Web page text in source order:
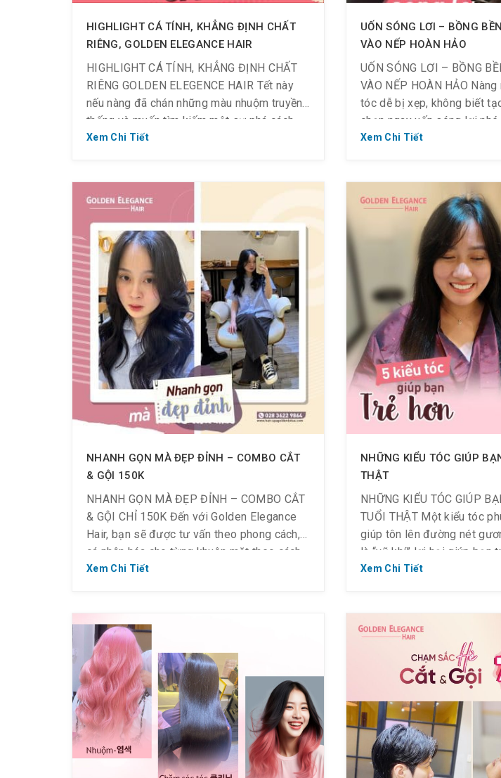
HIGHLIGHT CÁ TÍNH, KHẲNG ĐỊNH CHẤT
RIÊNG, GOLDEN ELEGANCE HAIR
HIGHLIGHT CÁ TÍNH, KHẲNG ĐỊNH CHẤT
RIÊNG GOLDEN ELEGENCE HAIR Tết này
nếu nàng đã chán những màu nhuộm truyền
thống và muốn tìm kiếm một sự phá cách
đầy sành điệu, hãy để Golden Elegance Hair
Xem Chi Tiết
UỐN SÓNG LƠI – BỒNG
VÀO NẾP HOÀN HẢO
UỐN SÓNG LƠI – BỒNG
VÀO NẾP HOÀN HẢO
tóc dễ bị xẹp, không biết
chọn ngay uốn sóng lơi
sẽ là “cứu tinh” giúp nàng
Xem Chi Tiết
NHANH GỌN MÀ ĐẸP ĐỈNH – COMBO CẮT
& GỘI 150K
NHANH GỌN MÀ ĐẸP ĐỈNH – COMBO CẮT
& GỘI CHỈ 150K Đến với Golden Elegance
Hair, bạn sẽ được tư vấn theo phong cách,
cá nhân hóa cho từng khuôn mặt theo cách
chi tiết nhất. “Style” mullet nữ dài – xu
Xem Chi Tiết
NHỮNG KIỂU TÓC GIÚP
THẬT
NHỮNG KIỂU TÓC GIÚP
TUỔI THẬT Một kiểu tóc
giúp tôn lên đường nét
là “vũ khí” lợi hại giúp bạn
hơn tuổi thật. Khám phá
Xem Chi Tiết